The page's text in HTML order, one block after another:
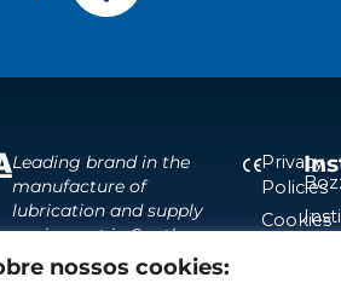
nossos cookies:
Leading brand in the
manufacture of
lubrication and supply
equipment in South
America.
Privacy
Policies
Cookies